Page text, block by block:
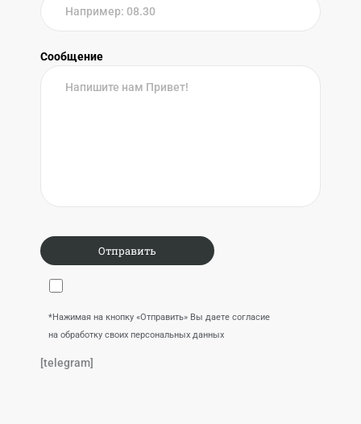
Сообщение
*Нажимая на кнопку «Отправить» Вы даете согласие
на обработку своих персональных данных
[telegram]